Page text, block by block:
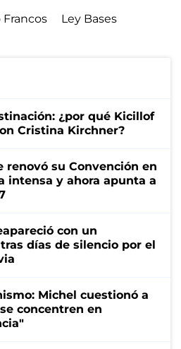
Ley Bases
¿por qué Kicillof
Cristina Kirchner?
renovó su Convención en
intensa y ahora apunta a
con un
días de silencio por el
Michel cuestionó a
concentren en